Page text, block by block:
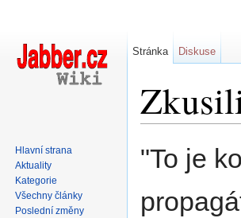
"To je
Stránka Diskuse
Hlavní strana
Aktuality
Kategorie
Všechny články
Poslední změny